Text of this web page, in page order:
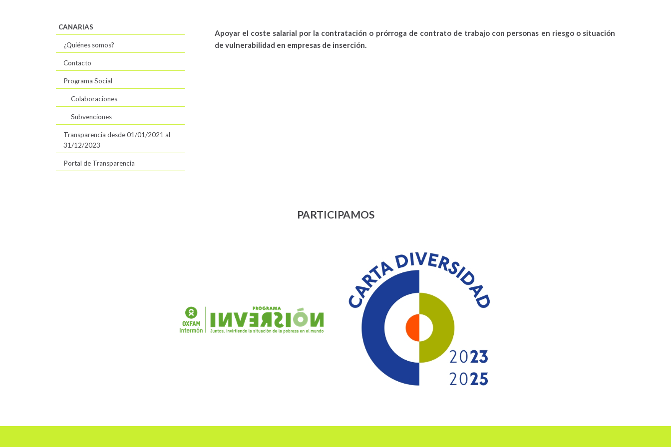
CANARIAS
¿Quiénes somos?
Contacto
Programa Social
Colaboraciones
Subvenciones
Transparencia desde 01/01/2021 al
31/12/2023
Portal de Transparencia
Apoyar el coste salarial por la contratación o prórroga de contrato de trabajo con personas en riesgo o situación
de vulnerabilidad en empresas de inserción.
PARTICIPAMOS